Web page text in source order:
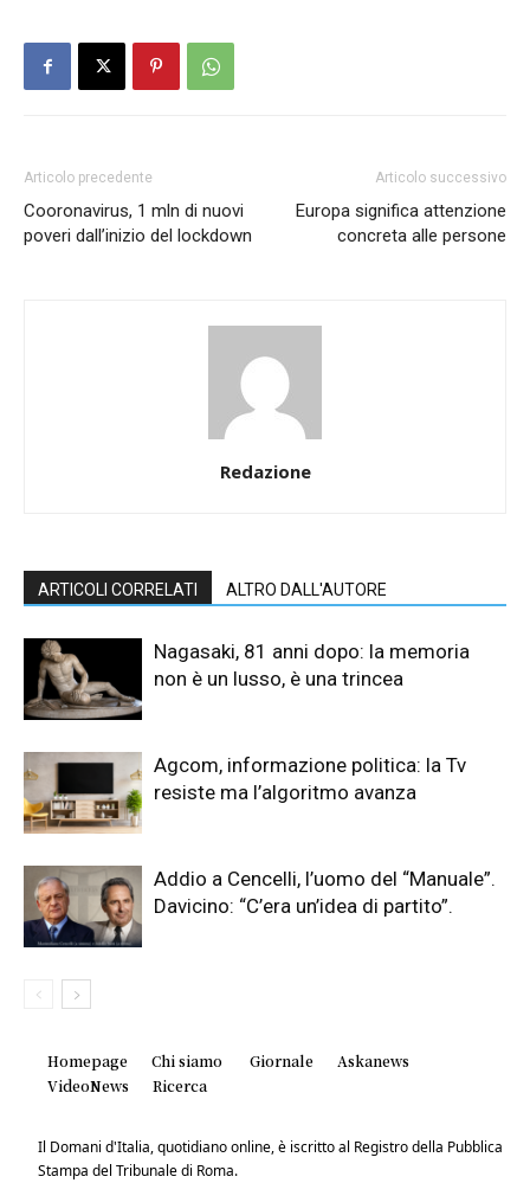
Articolo precedente
Cooronavirus, 1 mln di nuovi
poveri dall’inizio del lockdown
Articolo successivo
Europa significa attenzione
concreta alle persone
Redazione
ARTICOLI CORRELATI ALTRO DALL'AUTORE
Nagasaki, 81 anni dopo: la memoria
non è un lusso, è una trincea
Agcom, informazione politica: la Tv
resiste ma l’algoritmo avanza
Addio a Cencelli, l’uomo del “Manuale”.
Davicino: “C’era un’idea di partito”.
Homepage Chi siamo Giornale
Askanews
VideoNews
Ricerca
Il Domani d'Italia, quotidiano online, è iscritto al Registro della Pubblica
Stampa del Tribunale di Roma.